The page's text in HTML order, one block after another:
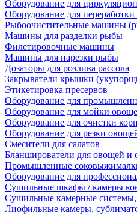
Оборудование для
Оборудование для
Рыбоочистительные машины
Машины для разделки рыбы
Филетировочные машины
Машины для нарезки рыбы
Дозаторы для розлива рассола
Закрыватели крышки
Этикетировка пресервов
Оборудование для
Оборудование для мойки
Оборудование для очистки
Оборудование для резки
Смесители для салатов
Бланширователи для овощей и
Промышленные
Оборудование для
Сушильные шкафы / камеры
Сушильные камерные
Лиофильные камеры,